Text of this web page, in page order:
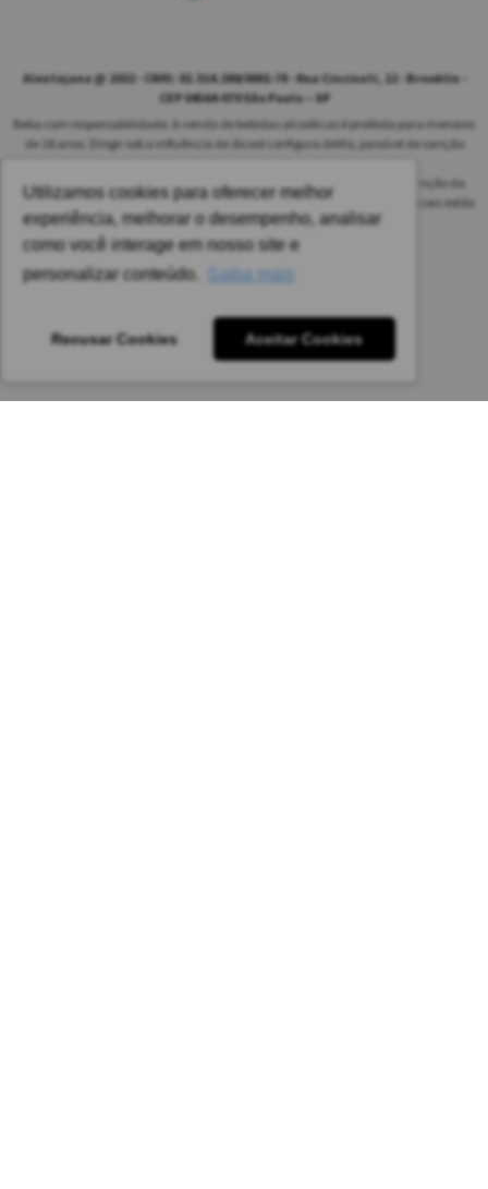
Utilizamos cookies para oferecer melhor
experiência, melhorar o desempenho, analisar
como você interage em nosso site e
personalizar conteúdo.
Saiba mais
Recusar Cookies Aceitar Cookies
Alentejana @ 2022 - CNPJ: 02.314.269/0001-78 - Rua Cincinati, 12 - Brooklin -
CEP 04564-070 São Paulo – SP
Beba com responsabilidade. A venda de bebidas alcoólicas é proibida para menores
de 18 anos. Dirigir sob a influência de álcool configura delito, passível de sanção
As safras dos vinhos poderão ser diferentes das informadas no site em função da
disponibilidade do nosso estoque. Alteração de preços e condições comerciais estão
sujeitas a alteração sem aviso prévio.
Pedido mínimo: R$ 1.650,00 para todas as regiões.
Imagens meramente ilustrativas.